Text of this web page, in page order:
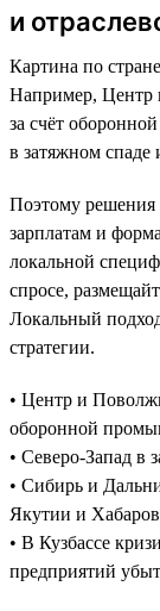
и
Картина по
Например, Центр
за счёт
в затяжном спаде
Поэтому решения
зарплатам и
локальной
спросе,
Локальный
стратегии.
• Центр и
оборонной
• Северо-Запад в
• Сибирь и
Якутии и
• В Кузбассе
предприятий